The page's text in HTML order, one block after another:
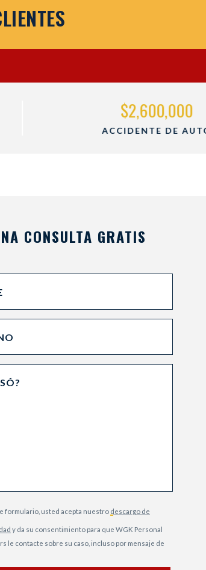
ACCIDENTE DE AUTO
CONSULTA GRATIS
formulario, usted acepta nuestro descargo de
y da su consentimiento para que WGK Personal
le contacte sobre su caso, incluso por mensaje de